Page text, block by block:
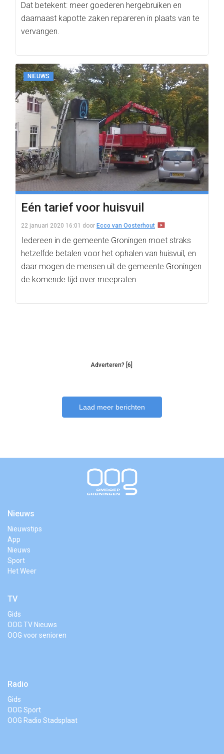
Dat betekent: meer goederen hergebruiken en
daarnaast kapotte zaken repareren in plaats van te
vervangen.
NIEUWS
Eén tarief voor huisvuil
22 januari 2020 16:01 door Ecco van Oosterhout
Iedereen in de gemeente Groningen moet straks
hetzelfde betalen voor het ophalen van huisvuil, en
daar mogen de mensen uit de gemeente Groningen
de komende tijd over meepraten.
Adverteren? [6]
Laad meer berichten
Nieuws
Nieuwstips
App
Nieuws
Sport
Het Weer
TV
Gids
OOG TV Nieuws
OOG voor senioren
Radio
Gids
OOG Sport
OOG Radio Stadsplaat